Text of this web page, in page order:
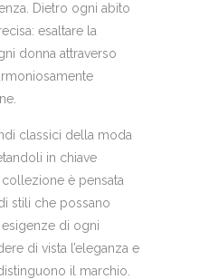
Dietro ogni abito
esaltare la
donna attraverso
classici della moda
in chiave
è pensata
stili che possano
di ogni
di vista l’eleganza e
il marchio.